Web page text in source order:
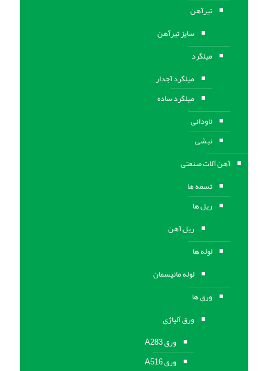
تیرآهن
سایز تیرآهن
میلگرد
میلگرد آجدار
میلگرد ساده
ناودانی
نبشی
آهن آلات صنعتی
تسمه ها
ریل ها
ریل آهن
لوله ها
لوله مانیسمان
ورق ها
ورق آلیاژی
ورق A283
ورق A516